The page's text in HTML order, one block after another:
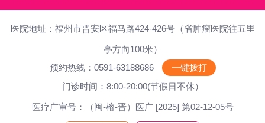
医院地址：福州市晋安区福马路424-426号（省肿瘤医院往五里
亭方向100米）
预约热线：0591-63188686
一键拨打
门诊时间：8:00-20:00(节假日不休）
医疗广审号：（闽-榕-晋）医广 [2025] 第02-12-05号